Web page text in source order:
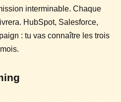
interminable. Chaque
HubSpot, Salesforce,
: tu vas connaître les trois